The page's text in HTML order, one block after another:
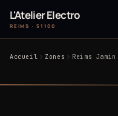
L'Atelier Electro
REIMS · 51100
Accueil Zones Reims Jamin